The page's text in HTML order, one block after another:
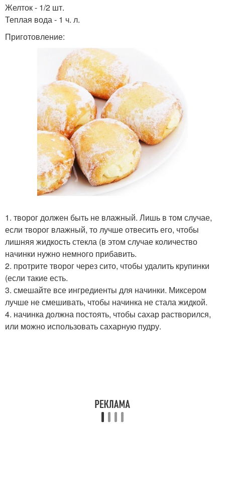
Желток - 1/2 шт.
Теплая вода - 1 ч. л.
Приготовление:
1. творог должен быть не влажный. Лишь в том случае,
если творог влажный, то лучше отвесить его, чтобы
лишняя жидкость стекла (в этом случае количество
начинки нужно немного прибавить.
2. протрите творог через сито, чтобы удалить крупинки
(если такие есть.
3. смешайте все ингредиенты для начинки. Миксером
лучше не смешивать, чтобы начинка не стала жидкой.
4. начинка должна постоять, чтобы сахар растворился,
или можно использовать сахарную пудру.